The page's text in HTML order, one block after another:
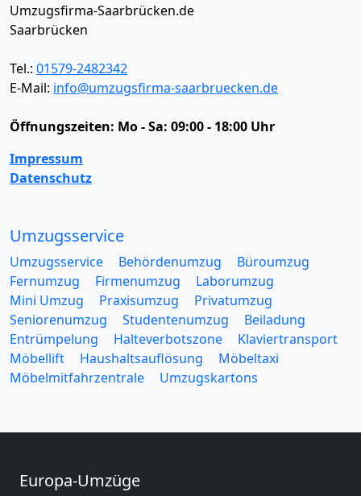
Umzugsfirma-Saarbrücken.de
Saarbrücken
Tel.: 01579-2482342
E-Mail: info@umzugsfirma-saarbruecken.de
Öffnungszeiten: Mo - Sa: 09:00 - 18:00 Uhr
Impressum
Datenschutz
Umzugsservice
Umzugsservice Behördenumzug
Büroumzug
Fernumzug
Firmenumzug
Laborumzug
Mini Umzug
Praxisumzug
Privatumzug
Seniorenumzug
Studentenumzug
Beiladung
Entrümpelung
Halteverbotszone
Klaviertransport
Möbellift
Haushaltsauflösung
Möbeltaxi
Möbelmitfahrzentrale
Umzugskartons
Europa-Umzüge